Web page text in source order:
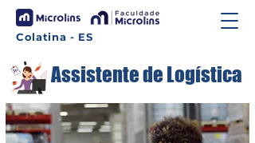
Colatina - ES
Assistente de Logística